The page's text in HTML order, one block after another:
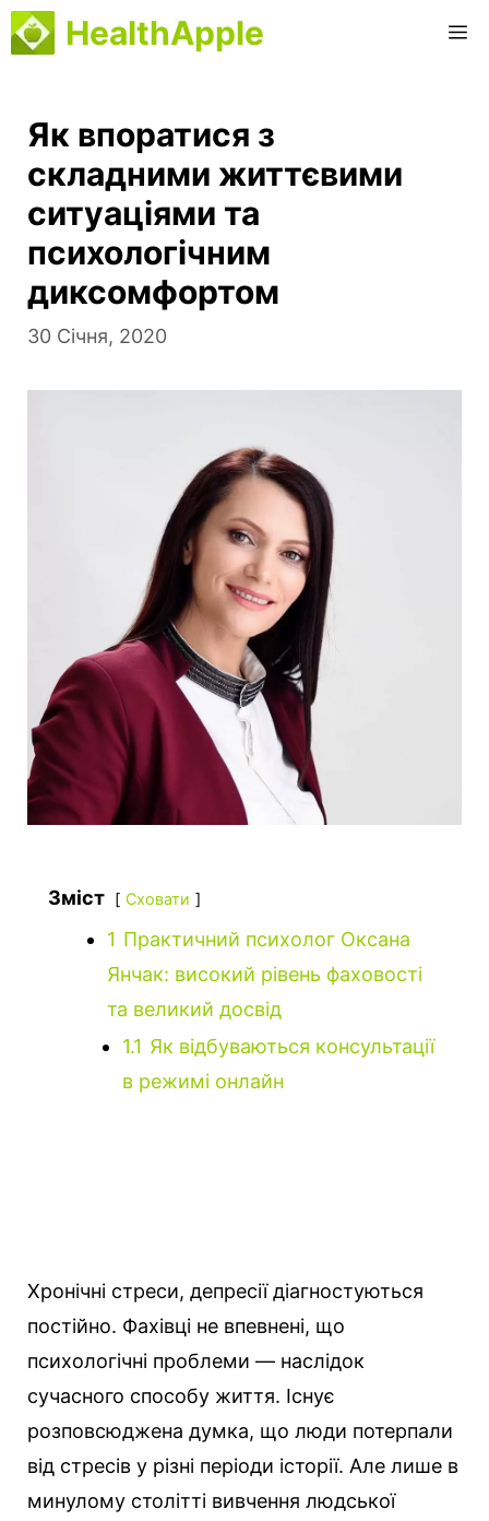
Перейти
до
HealthApple
Як впоратися з
складними життєвими
ситуаціями та
психологічним
диксомфортом
30 Січня, 2020
Зміст Сховати
1 Практичний психолог Оксана
Янчак: високий рівень фаховості
та великий досвід
1.1 Як відбуваються консультації
в режимі онлайн
Хронічні стреси, депресії діагностуються
постійно. Фахівці не впевнені, що
психологічні проблеми — наслідок
сучасного способу життя. Існує
розповсюджена думка, що люди потерпали
від стресів у різні періоди історії. Але лише в
минулому столітті вивчення людської